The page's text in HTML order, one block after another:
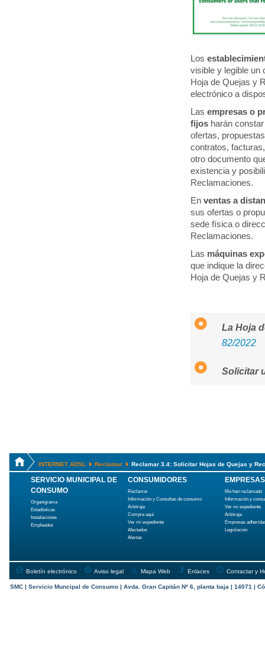
Los
visible y legible un
Hoja de Quejas y
electrónico a
Lasempresas o
fijos harán
ofertas,
contratos,
otro documento
existencia y
Reclamaciones.
Enventas a
sus ofertas o
sede física o
Reclamaciones.
Las máquinas
que indique la
Hoja de Quejas y
La Hoja
82/2022
Solicitar
INTERNET ADSL Reclamar Reclamar 3.4: Solicitar Hojas de Quejas y
SERVICIO MUNICIPAL DE
CONSUMO
Organigrama
Estadísticas
Instalaciones
Empleados
CONSUMIDORES
Reclamar
Información y Consultas de consumo
Arbitraje
Compre aquí
Ver mi expediente
Afectados
Alertas
EMPRESAS
Me han reclamado
Información y
Ver mi expediente
Arbitraje
Empresas
Legislación
Boletín electrónico Aviso legal Mapa Web Enlaces Contactar y
SMC | Servicio Muncipal de Consumo | Avda. Gran Capitán Nº 6, planta baja | 14071 |